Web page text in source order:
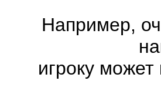
Например,
игроку